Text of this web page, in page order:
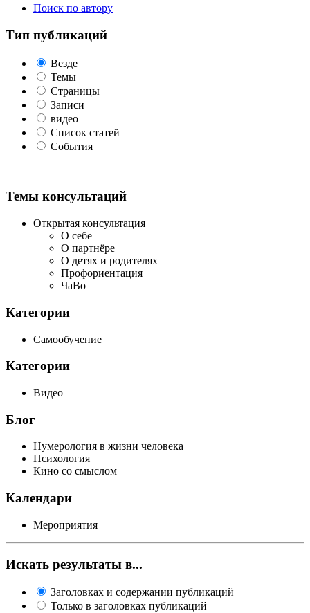
Поиск по автору
Тип публикаций
Везде
Темы
Страницы
Записи
видео
Список статей
События
Темы консультаций
Открытая консультация
О себе
О партнёре
О детях и родителях
Профориентация
ЧаВо
Категории
Самообучение
Категории
Видео
Блог
Нумерология в жизни человека
Психология
Кино со смыслом
Календари
Мероприятия
Искать результаты в...
Заголовках и содержании публикаций
Только в заголовках публикаций